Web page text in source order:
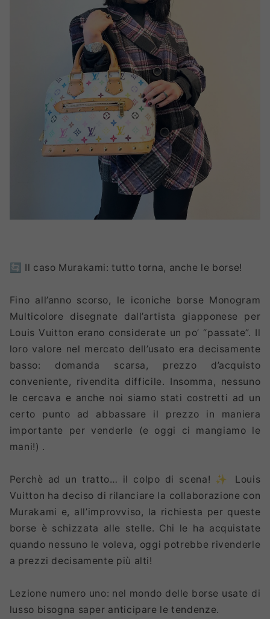
🔄 Il caso Murakami: tutto torna, anche le borse!
Fino all’anno scorso, le iconiche borse Monogram
Multicolore disegnate dall’artista giapponese per
Louis Vuitton erano considerate un po’ “passate”. Il
loro valore nel mercato dell’usato era decisamente
basso: domanda scarsa, prezzo d’acquisto
conveniente, rivendita difficile. Insomma, nessuno
le cercava e anche noi siamo stati costretti ad un
certo punto ad abbassare il prezzo in maniera
importante per venderle (e oggi ci mangiamo le
mani!) .
Perchè ad un tratto… il colpo di scena! ✨ Louis
Vuitton ha deciso di rilanciare la collaborazione con
Murakami e, all’improvviso, la richiesta per queste
borse è schizzata alle stelle. Chi le ha acquistate
quando nessuno le voleva, oggi potrebbe rivenderle
a prezzi decisamente più alti!
Lezione numero uno: nel mondo delle borse usate di
lusso bisogna saper anticipare le tendenze.